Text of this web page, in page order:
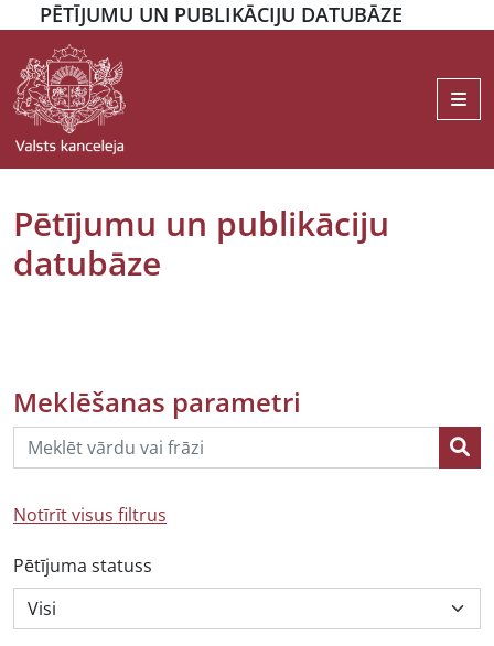
PĒTĪJUMU UN PUBLIKĀCIJU DATUBĀZE
Pētījumu un publikāciju
datubāze
Meklēšanas parametri
Notīrīt visus filtrus
Pētījuma statuss